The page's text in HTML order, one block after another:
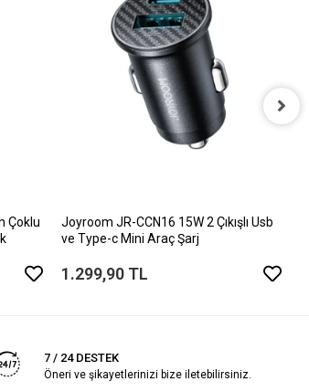
Çoklu
Joyroom JR-CCN16 15W 2 Çıkışlı Usb
ve Type-c Mini Araç Şarj
1.299,90 TL
7 / 24 DESTEK
Öneri ve şikayetlerinizi bize iletebilirsiniz.